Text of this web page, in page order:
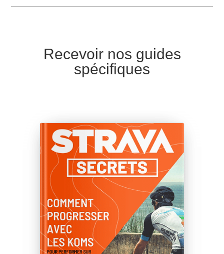
Recevoir nos guides
spécifiques